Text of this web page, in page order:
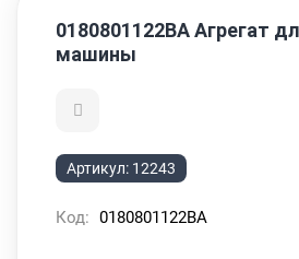
0180801122BA Агрегат
машины
Артикул: 12243
Код: 0180801122BA